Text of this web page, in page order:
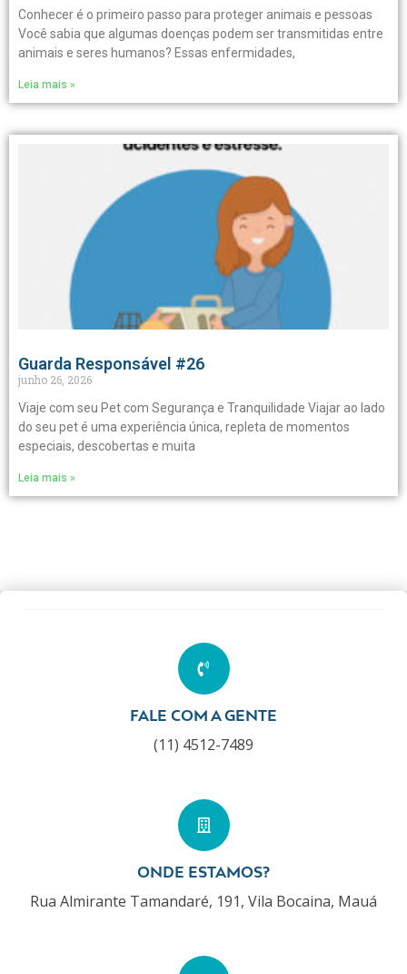
Conhecer é o primeiro passo para proteger animais e pessoas
Você sabia que algumas doenças podem ser transmitidas entre
animais e seres humanos? Essas enfermidades,
Leia mais »
Guarda Responsável #26
junho 26, 2026
Viaje com seu Pet com Segurança e Tranquilidade Viajar ao lado
do seu pet é uma experiência única, repleta de momentos
especiais, descobertas e muita
Leia mais »
FALE COM A GENTE
(11) 4512-7489
ONDE ESTAMOS?
Rua Almirante Tamandaré, 191, Vila Bocaina, Mauá